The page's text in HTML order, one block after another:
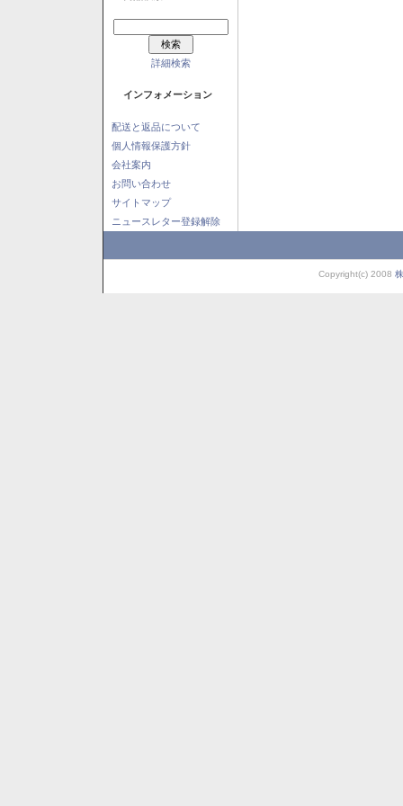
詳細検索
インフォメーション
配送と返品について
個人情報保護方針
会社案内
お問い合わせ
サイトマップ
ニュースレター登録解除
Copyright(c) 2008